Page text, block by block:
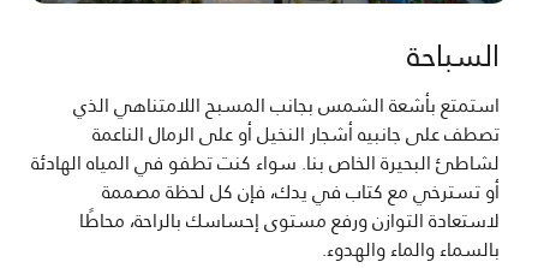
السباحة
استمتع بأشعة الشمس بجانب المسبح اللامتناهي الذي
تصطف على جانبيه أشجار النخيل أو على الرمال الناعمة
لشاطئ البحيرة الخاص بنا. سواء كنت تطفو في المياه الهادئة
أو تسترخي مع كتاب في يدك، فإن كل لحظة مصممة
لاستعادة التوازن ورفع مستوى إحساسك بالراحة، محاطًا
بالسماء والماء والهدوء.